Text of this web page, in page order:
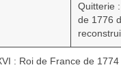
Quitterie
de 1776
: Roi de France de